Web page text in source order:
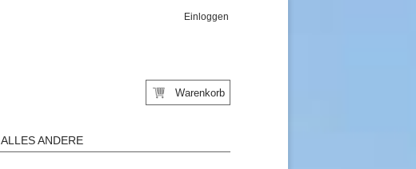
Einloggen
ALLES ANDERE
Warenkorb